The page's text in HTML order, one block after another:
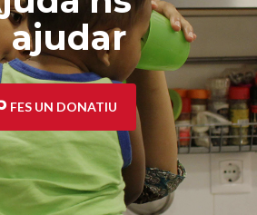
ajudar
FES UN DONATIU